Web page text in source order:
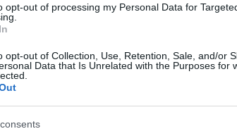
opt-out of processing my Personal Data for
opt-out of Collection, Use, Retention, Sale, and/or
Data that Is Unrelated with the Purposes for
un tren de cremallera por una